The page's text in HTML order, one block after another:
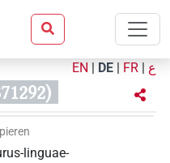
EN | DE | FR | ع
linguae-